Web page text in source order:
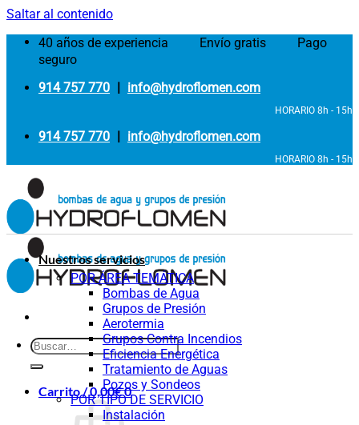
Saltar al contenido
40 años de experiencia
Envío gratis
Pago
seguro
914 757 770 | info@hydroflomen.com
HORARIO 8h - 15h
914 757 770 | info@hydroflomen.com
HORARIO 8h - 15h
Carrito /0,00€0
Nuestros servicios
POR ÁREA TEMÁTICA
Bombas de Agua
Grupos de Presión
Aerotermia
Grupos Contra Incendios
Eficiencia Energética
Tratamiento de Aguas
Pozos y Sondeos
POR TIPO DE SERVICIO
Instalación